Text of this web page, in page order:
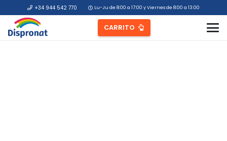
+34 944 542 770 Lu-Ju de 8:00 a 17:00 y Viernes de 8:00 a 13:00
CARRITO